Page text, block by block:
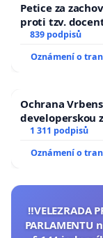
Petice za
proti tzv.
839 podpisů
Oznámení o
Ochrana
developerskou
1 311 podpisů
Oznámení o
‼️VELEZRADA